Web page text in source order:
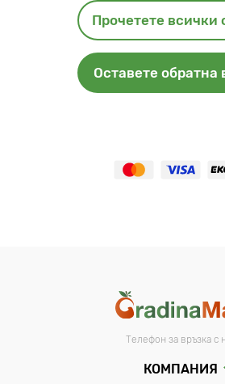
Прочетете всички
Оставете обратна
Телефон за връзка с
КОМПАНИЯ